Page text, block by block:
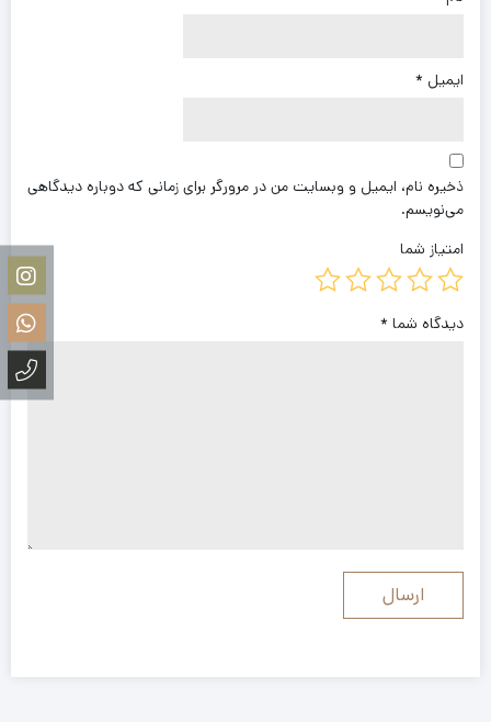
ایمیل *
ذخیره نام، ایمیل و وبسایت من در مرورگر برای زمانی که دوباره دیدگاهی
می‌نویسم.
امتیاز شما
دیدگاه شما *